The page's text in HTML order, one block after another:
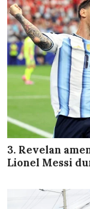
Revelan
Lionel Messi